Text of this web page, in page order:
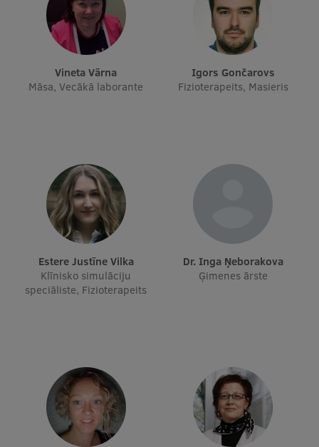
Vēsture un tradīcijas
Identitāte
Aula
Projekti
Reitingi
Virtuālā tūre
Ilgtspējīga attīstība
Studiju un vides pieejamība
Mūžizglītība
Vineta Vārna
Māsa, Vecākā laborante
Igors Gončarovs
Fizioterapeits, Masieris
Estere Justīne Vilka
Klīnisko simulāciju
speciāliste, Fizioterapeits
dr. Inga Ņeborakova
Ģimenes ārste